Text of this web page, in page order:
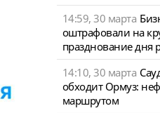
14:59, 30 марта
оштрафовали на
празднование дня
14:10, 30 марта
обходит Ормуз:
маршрутом